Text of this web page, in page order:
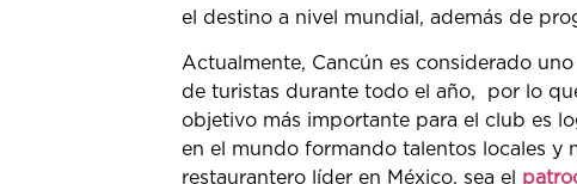
el destino a nivel mundial, además de
Actualmente, Cancún es considerado
de turistas durante todo el año, por lo
objetivo más importante para el club es
en el mundo formando talentos locales y
restaurantero líder en México, sea el